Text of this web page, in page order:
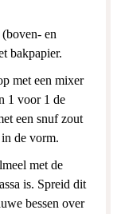
en
bakpapier.
met een mixer
1 voor 1 de
een snuf zout
de vorm.
met de
is. Spreid dit
bessen over